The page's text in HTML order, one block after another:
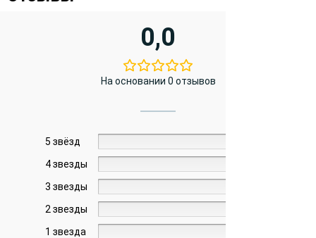
0,0
На основании 0 отзывов
5 звёзд
4 звезды
3 звезды
2 звезды
1 звезда